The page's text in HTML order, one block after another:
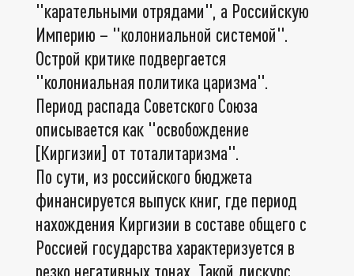
"карательными отрядами", а Российскую
Империю – "колониальной системой".
Острой критике подвергается
"колониальная политика царизма".
Период распада Советского Союза
описывается как "освобождение
[Киргизии] от тоталитаризма".
По сути, из российского бюджета
финансируется выпуск книг, где период
нахождения Киргизии в составе общего с
Россией государства характеризуется в
резко негативных тонах. Такой дискурс